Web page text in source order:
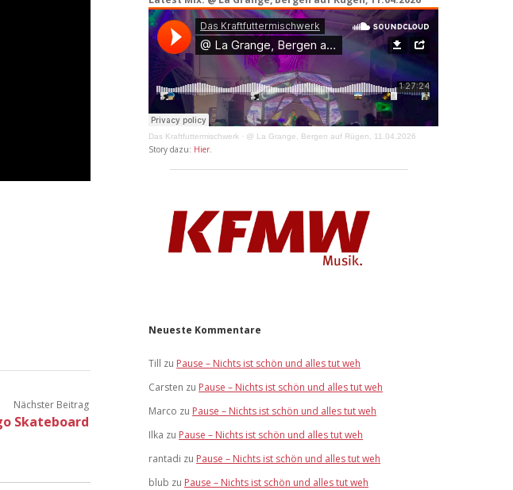
Nächster Beitrag
Skateboard
Das Kraftfuttermischwerk · @ La Grange, Bergen auf Rügen, 11.04.2026
Story dazu: Hier.
Neueste Kommentare
Till zu Pause – Nichts ist schön und alles tut weh
Carsten zu Pause – Nichts ist schön und alles tut weh
Marco zu Pause – Nichts ist schön und alles tut weh
Ilka zu Pause – Nichts ist schön und alles tut weh
rantadi zu Pause – Nichts ist schön und alles tut weh
blub zu Pause – Nichts ist schön und alles tut weh